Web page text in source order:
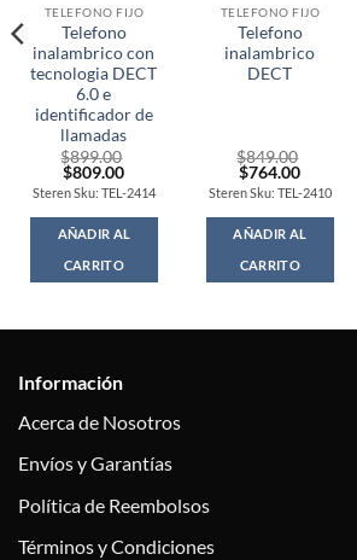
TELEFONO FIJO
Telefono
inalambrico con
tecnologia DECT
6.0 e
identificador de
llamadas
$899.00
Original
price
was:
$899.00.
$809.00Current
price
is:
$809.00.
Steren Sku: TEL-2414
AÑADIR AL
CARRITO
TELEFONO FIJO
Telefono
inalambrico
DECT
$849.00
Original
price
was:
$849.00.
$764.00Current
price
is:
$764.00.
Steren Sku: TEL-2410
AÑADIR AL
CARRITO
Información
Acerca de Nosotros
Envíos y Garantías
Política de Reembolsos
Términos y Condiciones